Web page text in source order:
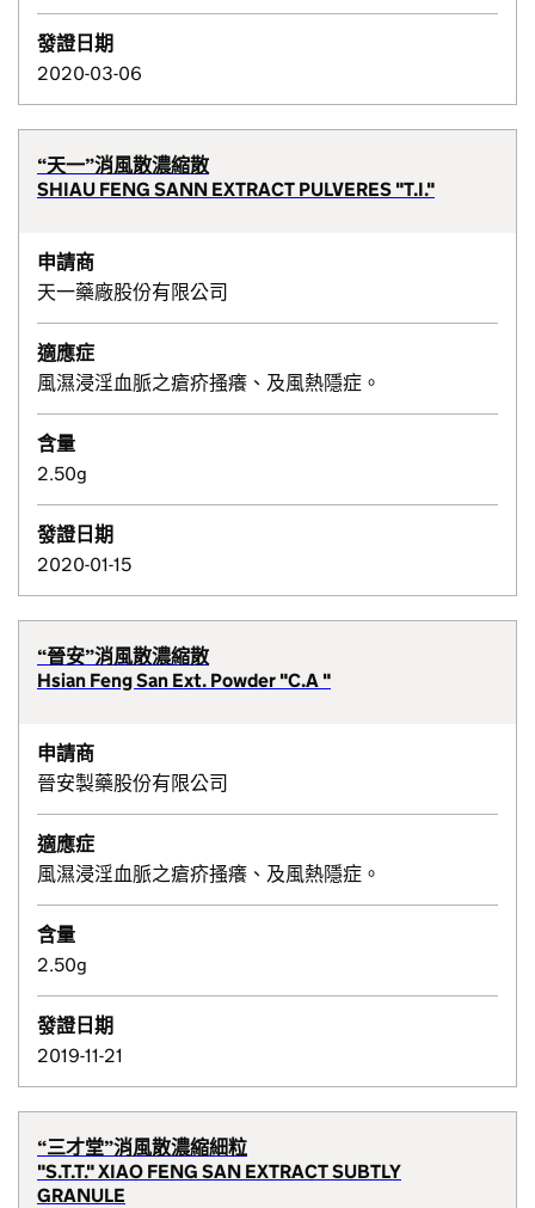
發證日期
2020-03-06
“天一”消風散濃縮散
SHIAU FENG SANN EXTRACT PULVERES "T.I."
申請商
天一藥廠股份有限公司
適應症
風濕浸淫血脈之瘡疥搔癢、及風熱隱症。
含量
2.50g
發證日期
2020-01-15
“晉安”消風散濃縮散
Hsian Feng San Ext. Powder "C.A "
申請商
晉安製藥股份有限公司
適應症
風濕浸淫血脈之瘡疥搔癢、及風熱隱症。
含量
2.50g
發證日期
2019-11-21
“三才堂”消風散濃縮細粒
"S.T.T." XIAO FENG SAN EXTRACT SUBTLY
GRANULE